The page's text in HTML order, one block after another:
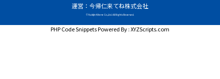
運営：今帰仁来てね株式会社
© Nakijin Kitene Co.,Ltd. All Rights Reserved.
PHP Code SnippetsPowered By :XYZScripts.com